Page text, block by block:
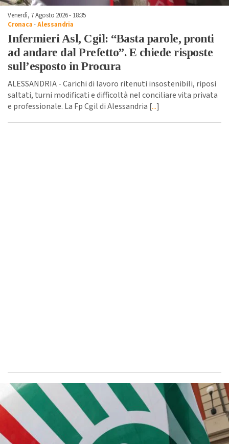
Venerdì, 7 Agosto 2026 - 18:35
Cronaca-Alessandria
Infermieri Asl, Cgil: “Basta parole, pronti
ad andare dal Prefetto”. E chiede risposte
sull’esposto in Procura
ALESSANDRIA - Carichi di lavoro ritenuti insostenibili, riposi
saltati, turni modificati e difficoltà nel conciliare vita privata
e professionale. La Fp Cgil di Alessandria [...]